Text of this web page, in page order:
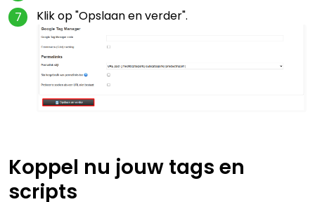
Klik op "Opslaan en verder".
Koppel nu jouw tags en
scripts